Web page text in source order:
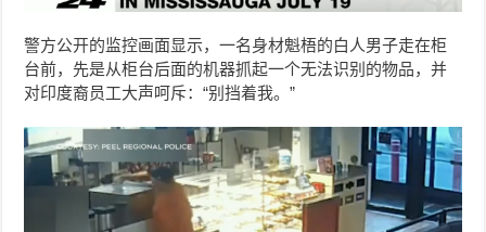
警方公开的监控画面显示，一名身材魁梧的白人男子走在柜
台前，先是从柜台后面的机器抓起一个无法识别的物品，并
对印度裔员工大声呵斥：“别挡着我。”